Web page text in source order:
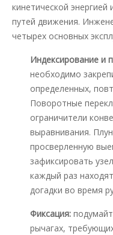
кинетической
путей движения.
четырех основных
Индексирование и
необходимо
определенных,
Поворотные
ограничители
выравнивания.
просверленную
зафиксировать
каждый раз
догадки во время
Фиксация:
рычагах,